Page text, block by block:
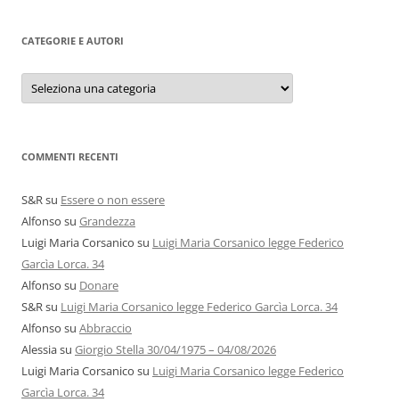
CATEGORIE E AUTORI
Categorie
autori
COMMENTI RECENTI
S&Rsu Essere o non essere
Alfonso su Grandezza
Luigi Maria Corsanico su Luigi Maria Corsanico legge Federico
Garcìa Lorca. 34
Alfonso su Donare
S&Rsu Luigi Maria Corsanico legge Federico Garcìa Lorca. 34
Alfonso su Abbraccio
Alessiasu Giorgio Stella 30/04/1975 – 04/08/2026
Luigi Maria Corsanico su Luigi Maria Corsanico legge Federico
Garcìa Lorca. 34